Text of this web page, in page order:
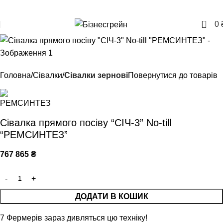
0 0
Головна Сівалки Сівалки зерновіПовернутися до товарів
Сівалка прямого посіву “СІЧ-3” No-till
“РЕМСИНТЕЗ”
767 865 ₴
ДОДАТИ В КОШИК
7 Фермерів зараз дивляться цю техніку!